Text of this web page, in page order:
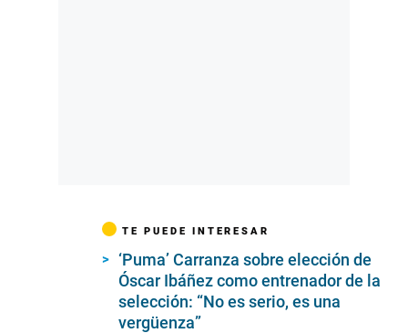
TE PUEDE INTERESAR
‘Puma’ Carranza sobre elección de
Óscar Ibáñez como entrenador de la
selección: “No es serio, es una
vergüenza”